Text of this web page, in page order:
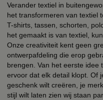
Verander textiel in
het transformeren van textiel
T-shirts, tassen, schorten,
het gemaakt is van textiel,
Onze creativiteit kent geen
ontwerpafdeling die erop
brengen. Van het eerste idee
ervoor dat elk detail klopt. Of
geschenk wilt creëren, je
stijl wilt laten zien wij staan